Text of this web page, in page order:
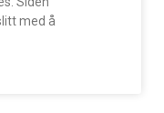
med å